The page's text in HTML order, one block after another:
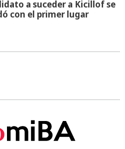
a suceder a Kicillof se
con el primer lugar